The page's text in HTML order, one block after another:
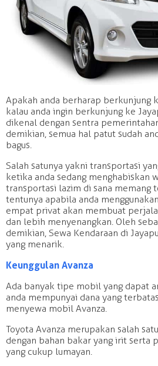
Apakah anda berharap berkunjung
kalau anda ingin berkunjung ke
dikenal dengan sentra
demikian, semua hal patut sudah
bagus.
Salah satunya yakni transportasi
ketika anda sedang menghabiskan
transportasi lazim di sana memang
tentunya apabila anda
empat privat akan membuat
dan lebih menyenangkan. Oleh
demikian, Sewa Kendaraan di
yang menarik.
Keunggulan Avanza
Ada banyak tipe mobil yang dapat
anda mempunyai dana yang
menyewa mobil Avanza.
Toyota Avanza merupakan salah
dengan bahan bakar yang irit serta
yang cukup lumayan.